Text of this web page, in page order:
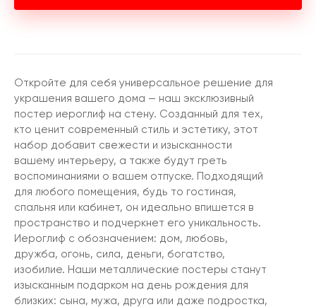
Откройте для себя универсальное решение для
украшения вашего дома — наш эксклюзивный
постер иероглиф на стену. Созданный для тех,
кто ценит современный стиль и эстетику, этот
набор добавит свежести и изысканности
вашему интерьеру, а также будут греть
воспоминаниями о вашем отпуске. Подходящий
для любого помещения, будь то гостиная,
спальня или кабинет, он идеально впишется в
пространство и подчеркнет его уникальность.
Иероглиф с обозначением: дом, любовь,
дружба, огонь, сила, деньги, богатство,
изобилие. Наши металлические постеры станут
изысканным подарком на день рождения для
близких: сына, мужа, друга или даже подростка,